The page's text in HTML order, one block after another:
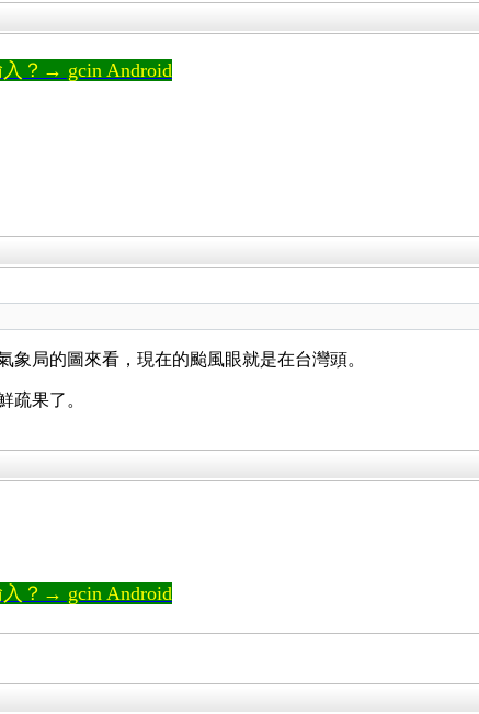
？→ gcin Android
局的圖來看，現在的颱風眼就是在台灣頭。
疏果了。
？→ gcin Android